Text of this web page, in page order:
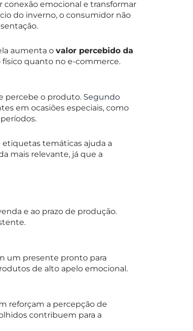
conexão emocional e transformar
do inverno, o consumidor não
aumenta ovalor percebido da
quanto no e-commerce.
percebe o produto. Segundo
em ocasiões especiais, como
etiquetas temáticas ajuda a
mais relevante, já que a
e ao prazo de produção.
um presente pronto para
de alto apelo emocional.
reforçam a percepção de
contribuem para a